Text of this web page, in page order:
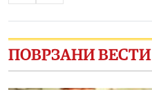
ПОВРЗАНИ ВЕСТИ